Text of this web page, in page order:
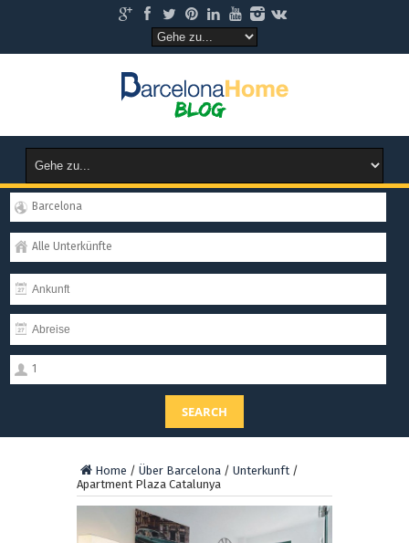
Barcelona
Alle Unterkünfte
1
SEARCH
Home / Über Barcelona / Unterkunft /
Apartment Plaza Catalunya